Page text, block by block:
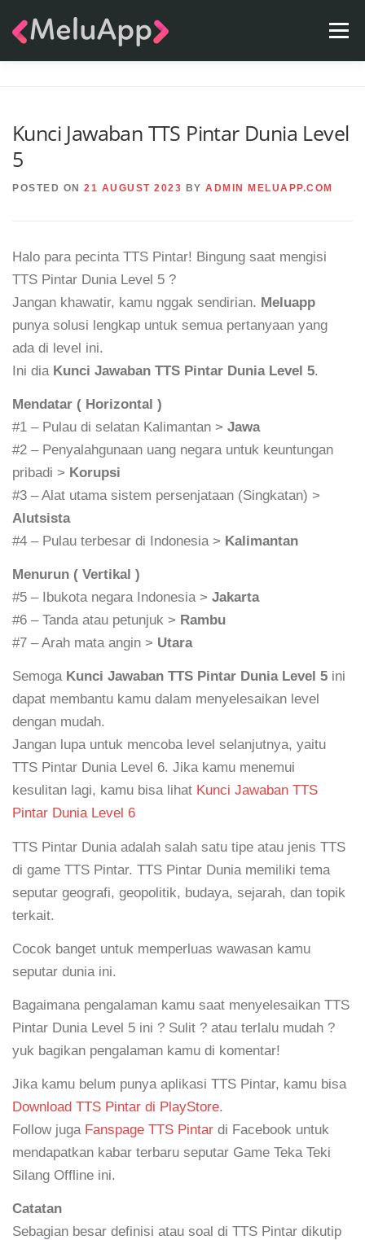
Menu
Kunci Jawaban TTS Pintar Dunia Level
5
POSTED ON 21 AUGUST 2023 BY ADMIN MELUAPP.COM
Halo para pecinta TTS Pintar! Bingung saat mengisi
TTS Pintar Dunia Level 5 ?
Jangan khawatir, kamu nggak sendirian. Meluapp
punya solusi lengkap untuk semua pertanyaan yang
ada di level ini.
Ini dia Kunci Jawaban TTS Pintar Dunia Level 5.
Mendatar ( Horizontal )
#1 – Pulau di selatan Kalimantan > Jawa
#2 – Penyalahgunaan uang negara untuk keuntungan
pribadi > Korupsi
#3 – Alat utama sistem persenjataan (Singkatan) >
Alutsista
#4 – Pulau terbesar di Indonesia > Kalimantan
Menurun ( Vertikal )
#5 – Ibukota negara Indonesia > Jakarta
#6 – Tanda atau petunjuk > Rambu
#7 – Arah mata angin > Utara
Semoga Kunci Jawaban TTS Pintar Dunia Level 5 ini
dapat membantu kamu dalam menyelesaikan level
dengan mudah.
Jangan lupa untuk mencoba level selanjutnya, yaitu
TTS Pintar Dunia Level 6. Jika kamu menemui
kesulitan lagi, kamu bisa lihat Kunci Jawaban TTS
Pintar Dunia Level 6
TTS Pintar Dunia adalah salah satu tipe atau jenis TTS
di game TTS Pintar. TTS Pintar Dunia memiliki tema
seputar geografi, geopolitik, budaya, sejarah, dan topik
terkait.
Cocok banget untuk memperluas wawasan kamu
seputar dunia ini.
Bagaimana pengalaman kamu saat menyelesaikan TTS
Pintar Dunia Level 5 ini ? Sulit ? atau terlalu mudah ?
yuk bagikan pengalaman kamu di komentar!
Jika kamu belum punya aplikasi TTS Pintar, kamu bisa
Download TTS Pintar di PlayStore.
Follow juga Fanspage TTS Pintar di Facebook untuk
mendapatkan kabar terbaru seputar Game Teka Teki
Silang Offline ini.
Catatan
Sebagian besar definisi atau soal di TTS Pintar dikutip